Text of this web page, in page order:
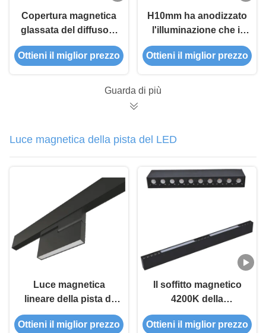
Copertura magnetica
glassata del diffusore
PMMA di WithPC di
profilo di H15mm LED
Ottieni il miglior prezzo
H10mm ha anodizzato
l'illuminazione che il
profilo principale di
alluminio magnetico
Ottieni il miglior prezzo
Guarda di più
Luce magnetica della pista del LED
Luce magnetica
lineare della pista di
Istruzione
Autodidattica LED
Ottieni il miglior prezzo
Il soffitto magnetico
4200K della
PANNOCCHIA LED
ha montato
Ottieni il miglior prezzo